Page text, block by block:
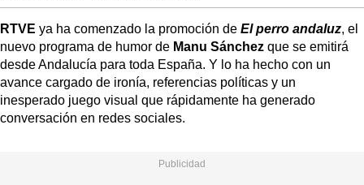
RTVE ya ha comenzado la promoción de El perro andaluz, el
nuevo programa de humor de Manu Sánchez que se emitirá
desde Andalucía para toda España. Y lo ha hecho con un
avance cargado de ironía, referencias políticas y un
inesperado juego visual que rápidamente ha generado
conversación en redes sociales.